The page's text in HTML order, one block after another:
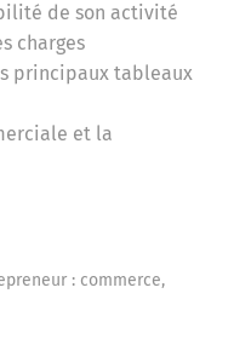
de son activité
charges
principaux tableaux
et la
: commerce,